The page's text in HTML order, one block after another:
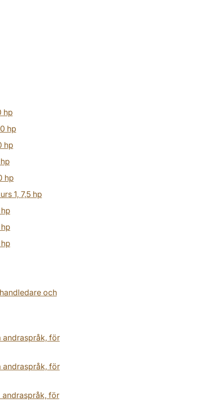
hp
hp
hp
hp
1, 7,5 hp
och
andraspråk, för
andraspråk, för
andraspråk, för